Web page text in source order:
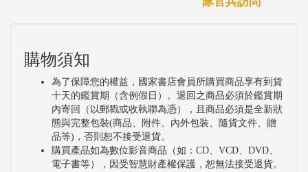
購物須知
為了保障您的權益，國家書店會員所購買商品享有到貨
十天的鑑賞期（含例假日）。退回之商品必須於鑑賞期
內寄回（以郵戳或收執聯為憑），且商品必須是全新狀
態與完整包裝(商品、附件、內外包裝、隨貨文件、贈
品等)，否則恕不接受退貨。
購買產品如為數位影音商品（如：CD、VCD、DVD、
電子書等），因受智慧財產權保護，恕無法接受退貨。